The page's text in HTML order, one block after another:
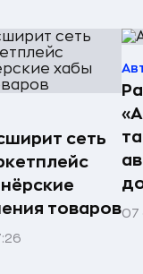
сеть
товаров07